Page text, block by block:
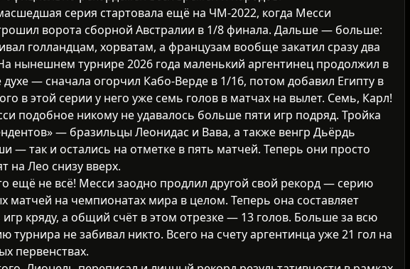
серия стартовала ещё на ЧМ-2022, когда Месси
ворота сборной Австралии в 1/8 финала. Дальше — больше:
голландцам, хорватам, а французам вообще закатил сразу два
нынешнем турнире 2026 года маленький аргентинец продолжил в
— сначала огорчил Кабо-Верде в 1/16, потом добавил Египту в
в этой серии у него уже семь голов в матчах на вылет. Семь, Карл!
подобное никому не удавалось больше пяти игр подряд. Тройка
— бразильцы Леонидас и Вава, а также венгр Дьёрдь
— так и остались на отметке в пять матчей. Теперь они просто
на Лео снизу вверх.
ещё не всё! Месси заодно продлил другой свой рекорд — серию
матчей на чемпионатах мира в целом. Теперь она составляет
игр кряду, а общий счёт в этом отрезке — 13 голов. Больше за всю
турнира не забивал никто. Всего на счету аргентинца уже 21 гол на
первенствах.